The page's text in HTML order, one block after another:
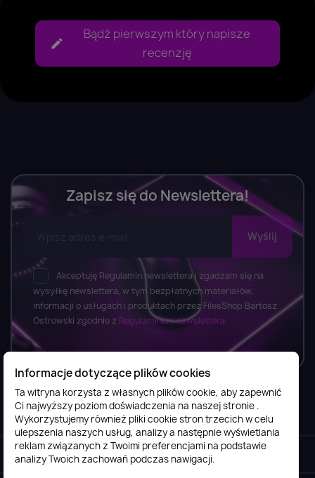
Bądź pierwszym który napisze
recenzję
Zapisz się do Newslettera!
Akceptuję Regulamin newslettera i zgadzam się na
wysyłkę newslettera, w tym bezpłatnych materiałów,
informacji o usługach i produktach przez FilesShop Bartosz
Ostrowski zgodnie z Regulaminem newslettera.
Informacje
Obsługa klienta
Informacje dotyczące plików cookies
Ta witryna korzysta z własnych plików cookie, aby zapewnić
Ci najwyższy poziom doświadczenia na naszej stronie .
Wykorzystujemy również pliki cookie stron trzecich w celu
ulepszenia naszych usług, analizy a następnie wyświetlania
reklam związanych z Twoimi preferencjami na podstawie
analizy Twoich zachowań podczas nawigacji.